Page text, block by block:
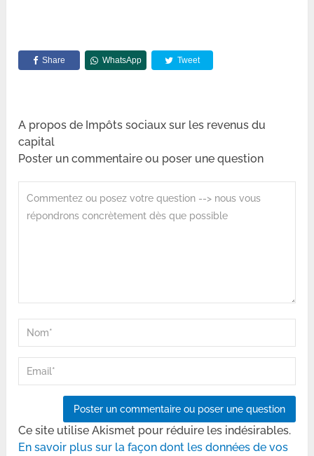
Share WhatsApp Tweet
A propos de Impôts sociaux sur les revenus du
capital
Poster un commentaire ou poser une question
Ce site utilise Akismet pour réduire les indésirables.
En savoir plus sur la façon dont les données de vos